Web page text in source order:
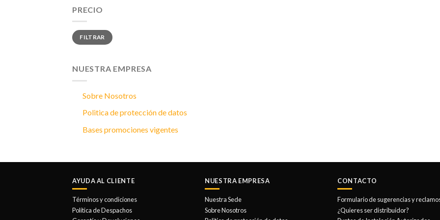
PRECIO
Precio
mínimo
Precio
máximo
FILTRAR
NUESTRA EMPRESA
Sobre Nosotros
Politica de protección de datos
Bases promociones vigentes
AYUDA AL CLIENTE
Términos y condiciones
Política de Despachos
NUESTRA EMPRESA
Nuestra Sede
Sobre Nosotros
CONTACTO
Formulario de sugerencias y
¿Quieres ser distribuidor?